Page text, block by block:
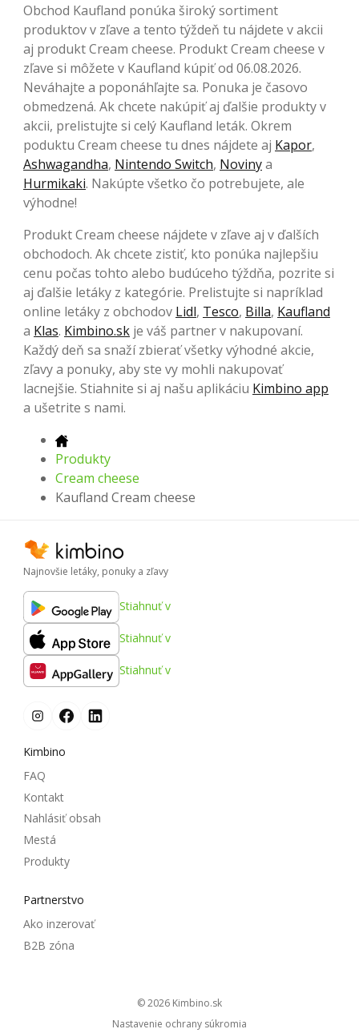
Obchod Kaufland ponúka široký sortiment
produktov v zľave a tento týždeň tu nájdete v akcii
aj produkt Cream cheese. Produkt Cream cheese v
zľave si môžete v Kaufland kúpiť od 06.08.2026.
Neváhajte a poponáhľajte sa. Ponuka je časovo
obmedzená. Ak chcete nakúpiť aj ďalšie produkty v
akcii, prelistujte si celý Kaufland leták. Okrem
poduktu Cream cheese tu dnes nájdete aj Kapor,
Ashwagandha, Nintendo Switch, Novinya
Hurmikaki. Nakúpte všetko čo potrebujete, ale
výhodne!
Produkt Cream cheese nájdete v zľave aj v ďalších
obchodoch. Ak chcete zistiť, kto ponúka najlepšiu
cenu počas tohto alebo budúceho týždňa, pozrite si
aj ďalšie letáky z kategórie. Prelistujte si napríklad
online letáky z obchodov Lidl, Tesco, Billa, Kaufland
a Klas. Kimbino.sk je váš partner v nakupovaní.
Každý deň sa snaží zbierať všetky výhodné akcie,
zľavy a ponuky, aby ste vy mohli nakupovať
lacnejšie. Stiahnite si aj našu aplikáciu Kimbino app
a ušetrite s nami.
Produkty
Cream cheese
Kaufland Cream cheese
Najnovšie letáky, ponuky a zľavy
Stiahnuť v
Stiahnuť v
Stiahnuť v
Kimbino
FAQ
Kontakt
Nahlásiť obsah
Mestá
Produkty
Partnerstvo
Ako inzerovať
B2B zóna
© 2026
kimbino.sk
Nastavenie ochrany súkromia